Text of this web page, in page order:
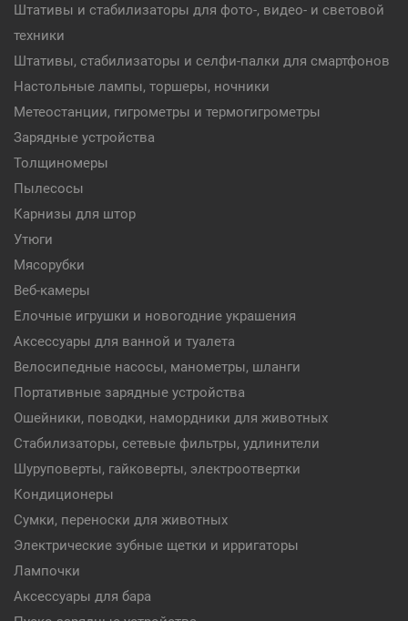
Штативы и стабилизаторы для фото-, видео- и световой
техники
Штативы, стабилизаторы и селфи-палки для смартфонов
Настольные лампы, торшеры, ночники
Метеостанции, гигрометры и термогигрометры
Зарядные устройства
Толщиномеры
Пылесосы
Карнизы для штор
Утюги
Мясорубки
Веб-камеры
Елочные игрушки и новогодние украшения
Аксессуары для ванной и туалета
Велосипедные насосы, манометры, шланги
Портативные зарядные устройства
Ошейники, поводки, намордники для животных
Стабилизаторы, сетевые фильтры, удлинители
Шуруповерты, гайковерты, электроотвертки
Кондиционеры
Сумки, переноски для животных
Электрические зубные щетки и ирригаторы
Лампочки
Аксессуары для бара